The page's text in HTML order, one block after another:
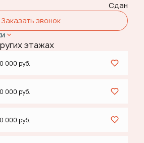
Сдан
Заказать звонок
этажах
000 руб.
000 руб.
000 руб.